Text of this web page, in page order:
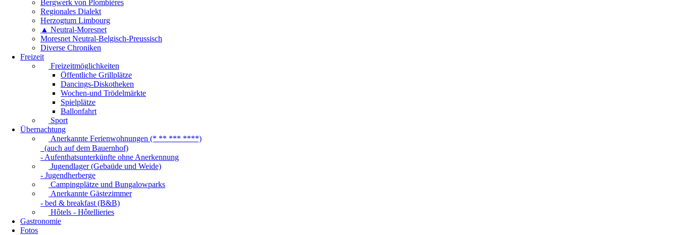
Bergwerk von Plombières
Regionales Dialekt
Herzogtum Limbourg
▲ Neutral-Moresnet
Moresnet Neutral-Belgisch-Preussisch
Diverse Chroniken
Freizeit
Freizeitmöglichkeiten
Öffentliche Grillplätze
Dancings-Diskotheken
Wochen-und Trödelmärkte
Spielplätze
Ballonfahrt
Sport
Übernachtung
Anerkannte Ferienwohnungen (* ** *** ****)
(auch auf dem Bauernhof)
- Aufenthatsunterkünfte ohne Anerkennung
Jugendlager (Gebaüde und Weide)
- Jugendherberge
Campingplätze und Bungalowparks
Anerkannte Gästezimmer
- bed & breakfast (B&B)
Hôtels - Hôtellieries
Gastronomie
Fotos